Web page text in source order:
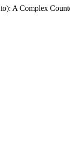
A Complex